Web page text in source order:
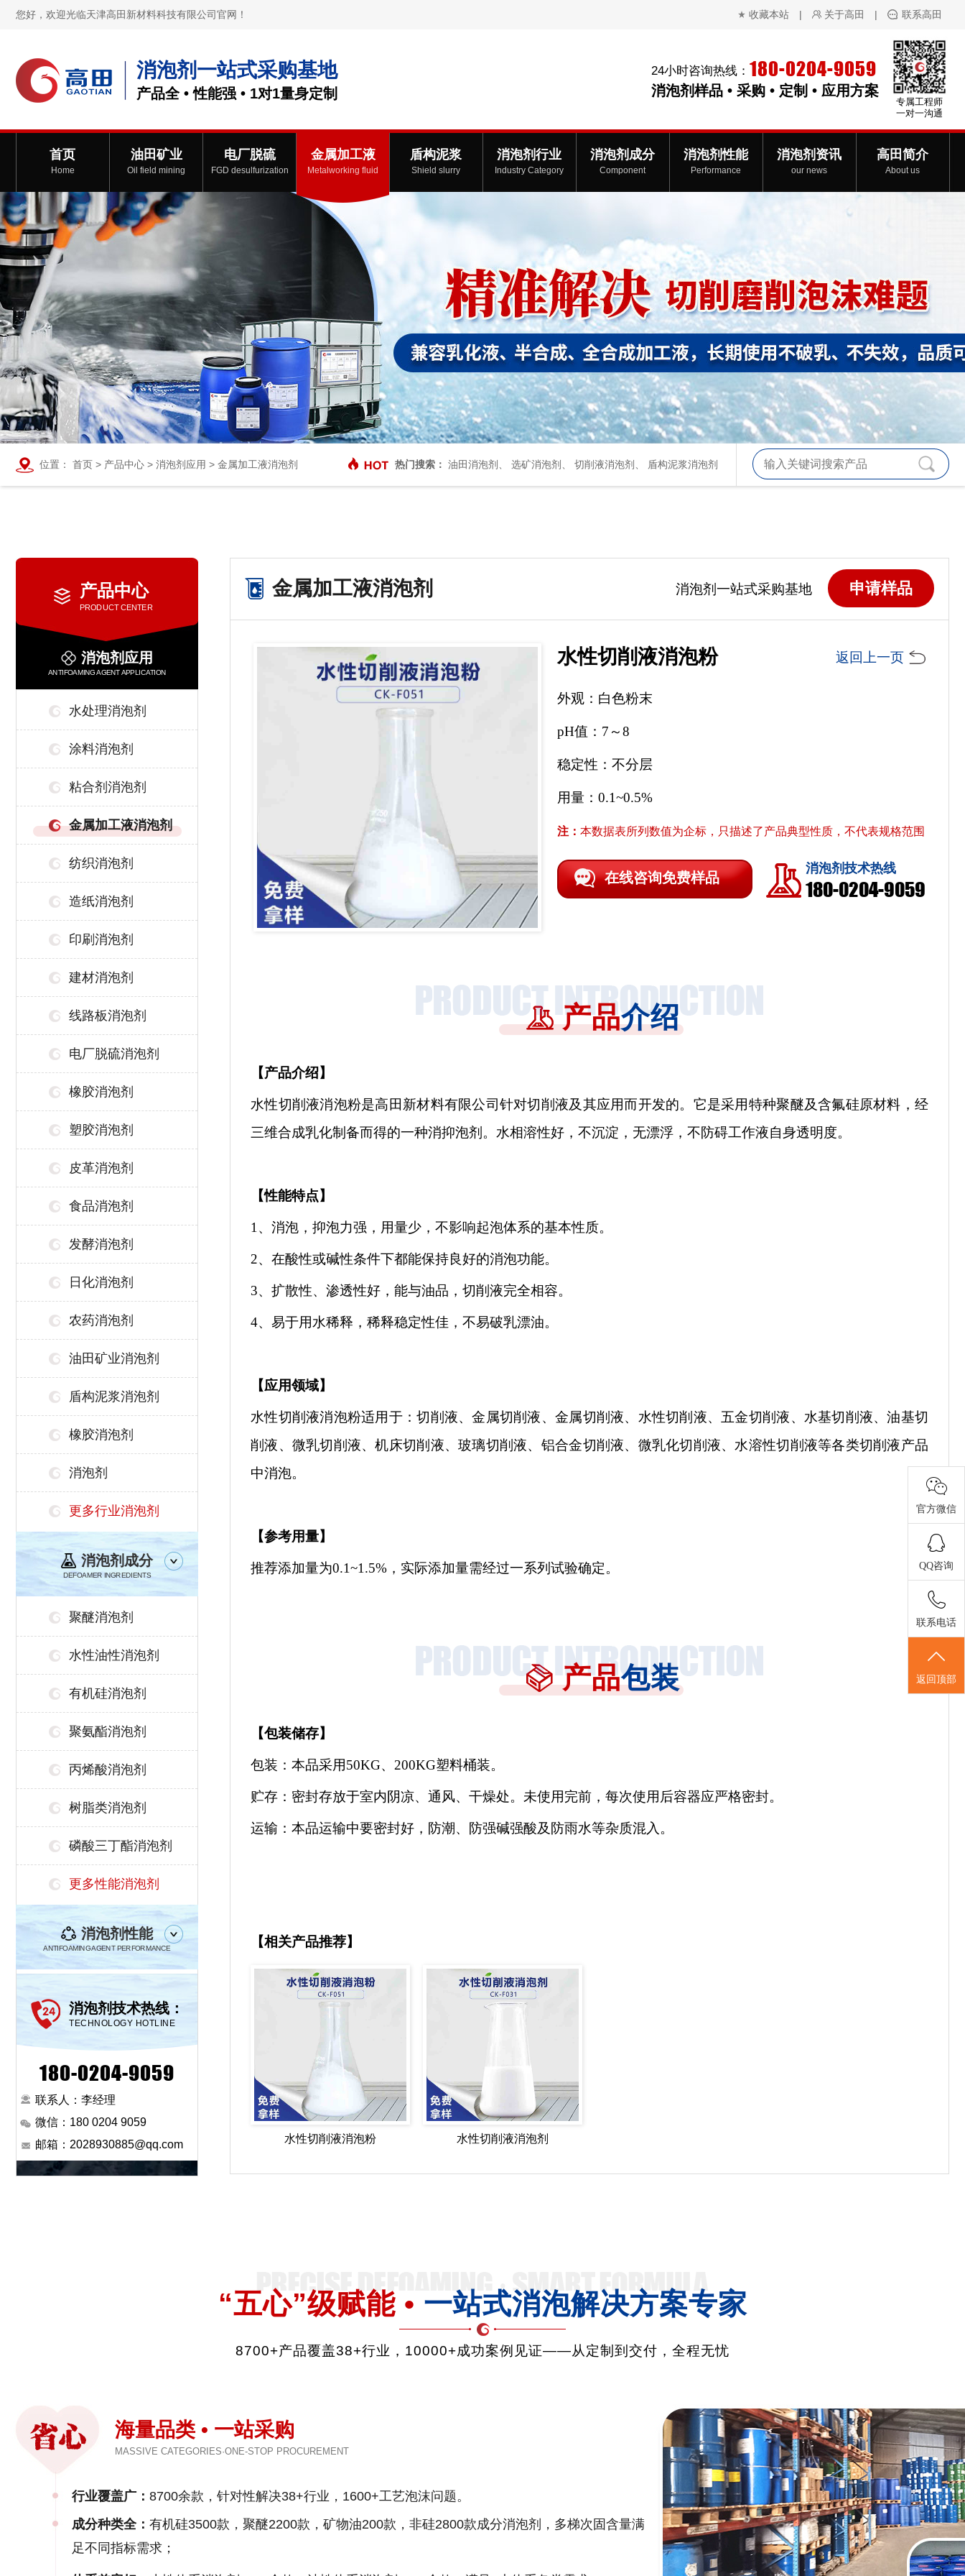
您好，欢迎光临天津高田新材料科技有限公司官网！ 收藏本站 | 关于高田 | 联系高田
消泡剂一站式采购基地
产品全 • 性能强 • 1对1量身定制
24小时咨询热线： 180-0204-9059
消泡剂样品 • 采购 • 定制 • 应用方案
专属工程师
一对一沟通
首页
Home
油田矿业
Oil field mining
电厂脱硫
FGD desulfurization
金属加工液
Metalworking fluid
盾构泥浆
Shield slurry
消泡剂行业
Industry Category
消泡剂成分
Component
消泡剂性能
Performance
消泡剂资讯
our news
高田简介
About us
位置： 首页 > 产品中心 > 消泡剂应用 > 金属加工液消泡剂 热门搜索： 油田消泡剂 选矿消泡剂 切削液消泡剂 盾构泥浆消泡剂
产品中心
PRODUCT CENTER
消泡剂应用
ANTIFOAMING AGENT APPLICATION
水处理消泡剂
涂料消泡剂
粘合剂消泡剂
金属加工液消泡剂
纺织消泡剂
造纸消泡剂
印刷消泡剂
建材消泡剂
线路板消泡剂
电厂脱硫消泡剂
橡胶消泡剂
塑胶消泡剂
皮革消泡剂
食品消泡剂
发酵消泡剂
日化消泡剂
农药消泡剂
油田矿业消泡剂
盾构泥浆消泡剂
橡胶消泡剂
消泡剂
更多行业消泡剂
消泡剂成分
DEFOAMER INGREDIENTS
聚醚消泡剂
水性油性消泡剂
有机硅消泡剂
聚氨酯消泡剂
丙烯酸消泡剂
树脂类消泡剂
磷酸三丁酯消泡剂
更多性能消泡剂
消泡剂性能
ANTIFOAMING AGENT PERFORMANCE
消泡剂技术热线：
TECHNOLOGY HOTLINE
180-0204-9059
联系人：李经理
微信：180 0204 9059
邮箱：2028930885@qq.com
金属加工液消泡剂 消泡剂一站式采购基地 申请样品
水性切削液消泡粉 返回上一页
外观：白色粉末
pH值：7～8
稳定性：不分层
用量：0.1~0.5%
注： 本数据表所列数值为企标，只描述了产品典型性质，不代表规格范围
在线咨询免费样品
消泡剂技术热线
180-0204-9059
产品介绍
【产品介绍】
水性切削液消泡粉是高田新材料有限公司针对切削液及其应用而开发的。它是采用特种聚醚及含氟硅原材料，经
三维合成乳化制备而得的一种消抑泡剂。水相溶性好，不沉淀，无漂浮，不防碍工作液自身透明度。
【性能特点】
1、消泡，抑泡力强，用量少，不影响起泡体系的基本性质。
2、在酸性或碱性条件下都能保持良好的消泡功能。
3、扩散性、渗透性好，能与油品，切削液完全相容。
4、易于用水稀释，稀释稳定性佳，不易破乳漂油。
【应用领域】
水性切削液消泡粉适用于：切削液、金属切削液、金属切削液、 水性切削液、五金切削液、水基切削液、油基切
削液、微乳切削液、机床切削液、玻璃切削液、铝合金切削液、微乳化切削液、水溶性切削液等各类切削液产品
中消泡。
【参考用量】
推荐添加量为0.1~1.5%，实际添加量需经过一系列试验确定。
产品包装
【包装储存】
包装：本品采用50KG、200KG塑料桶装。
贮存：密封存放于室内阴凉、通风、干燥处。未使用完前，每次使用后容器应严格密封。
运输：本品运输中要密封好，防潮、防强碱强酸及防雨水等杂质混入。
【相关产品推荐】
水性切削液消泡粉 水性切削液消泡剂
“五心”级赋能 • 一站式消泡解决方案专家
8700+产品覆盖38+行业，10000+成功案例见证——从定制到交付，全程无忧
海量品类 • 一站采购
MASSIVE CATEGORIES·ONE-STOP PROCUREMENT
行业覆盖广： 8700余款，针对性解决38+行业，1600+工艺泡沫问题。
成分种类全： 有机硅3500款，聚醚2200款，矿物油200款，非硅2800款成分消泡剂，多梯次固含量满
足不同指标需求；
官方微信
QQ咨询
联系电话
返回顶部